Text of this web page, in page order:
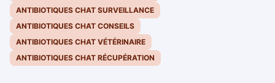
ANTIBIOTIQUES CHAT SURVEILLANCE
ANTIBIOTIQUES CHAT CONSEILS
ANTIBIOTIQUES CHAT VÉTÉRINAIRE
ANTIBIOTIQUES CHAT RÉCUPÉRATION